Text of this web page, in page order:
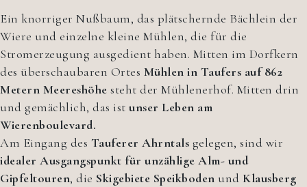
Ein knorriger Nußbaum, das plätschernde Bächlein der
Wiere und einzelne kleine Mühlen, die für die
Stromerzeugung ausgedient haben. Mitten im Dorfkern
des überschaubaren Ortes Mühlen in Taufers auf 862
Metern Meereshöhe steht der Mühlenerhof. Mitten drin
und gemächlich, das ist unser Leben am
Wierenboulevard.
Am Eingang des Tauferer Ahrntals gelegen, sind wir
idealer Ausgangspunkt für unzählige Alm- und
Gipfeltouren, die Skigebiete Speikboden und Klausberg